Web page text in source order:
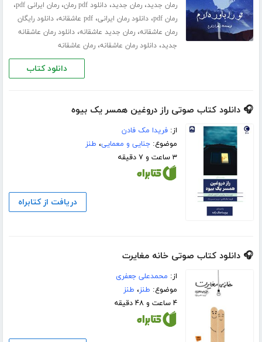
رمان جدید،رمان جدید،دانلود pdf رمان ،رمان ایرانی pdf ،
رمان pdf ،دانلود رمان ایرانی،pdf عاشقانه ،دانلود رایگان
رمان عاشقانه،رمان جدید عاشقانه،دانلود رمان عاشقانه
جدید،دانلود رمان عاشقانه،رمان عاشقانه
دانلود کتاب
🎧 دانلود کتاب صوتی راز دروغین همسر یک بیوه
از:فریدا مک فادن
موضوع:جنایی و معمایی، طنز
۳ ساعت و ۷ دقیقه
دریافت از کتابراه
🎧 دانلود کتاب صوتی خانه مغایرت
از: محمدعلی جعفری
موضوع: طنز، طنز
۴ ساعت و ۴۸ دقیقه